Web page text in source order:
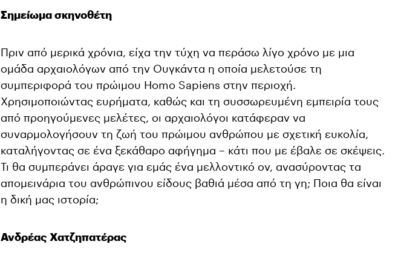
Σημείωμα σκηνοθέτη
Πριν από μερικά χρόνια, είχα την τύχη να περάσω λίγο χρόνο με μια
ομάδα αρχαιολόγων από την Ουγκάντα η οποία μελετούσε τη
συμπεριφορά του πρώιμου Homo Sapiens στην περιοχή.
Χρησιμοποιώντας ευρήματα, καθώς και τη συσσωρευμένη εμπειρία τους
από προηγούμενες μελέτες, οι αρχαιολόγοι κατάφεραν να
συναρμολογήσουν τη ζωή του πρώιμου ανθρώπου με σχετική ευκολία,
καταλήγοντας σε ένα ξεκάθαρο αφήγημα – κάτι που με έβαλε σε σκέψεις.
Τι θα συμπεράνει άραγε για εμάς ένα μελλοντικό ον, ανασύροντας τα
απομεινάρια του ανθρώπινου είδους βαθιά μέσα από τη γη; Ποια θα είναι
η δική μας ιστορία;
Ανδρέας Χατζηπατέρας